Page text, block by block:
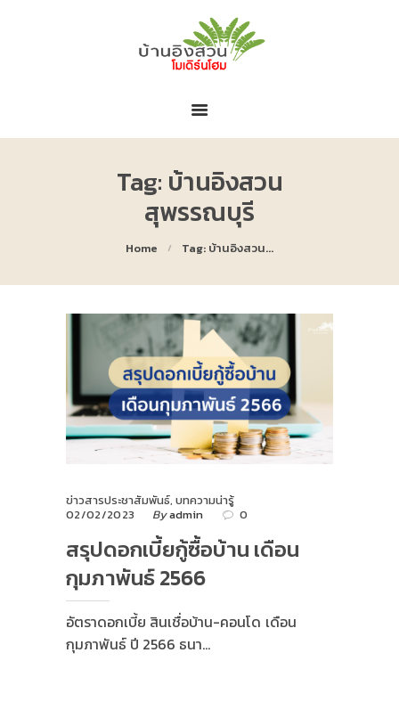
Tag: บ้านอิงสวน
สุพรรณบุรี
Home Tag: บ้านอิงสวน...
เกี่ยวกับบ้านอิงสวน
ติดต่อโครงการ
ข่าวสารประชาสัมพันธ์, บทความน่ารู้
02/02/2023
Byadmin 0
สรุปดอกเบี้ยกู้ซื้อบ้าน เดือน
กุมภาพันธ์ 2566
อัตราดอกเบี้ย สินเชื่อบ้าน-คอนโด เดือน
กุมภาพันธ์ ปี 2566 ธนา…